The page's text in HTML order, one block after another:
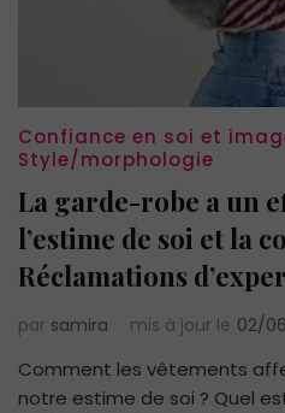
Confiance en soi et
Style/morphologie
La garde-robe a un
l’estime de soi et la
Réclamations
par samira mis à jour le 02/
Comment les vêtements
notre estime de soi ? Quel